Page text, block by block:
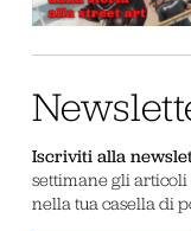
Iscriviti alla
settimane gli
nella tua casella di